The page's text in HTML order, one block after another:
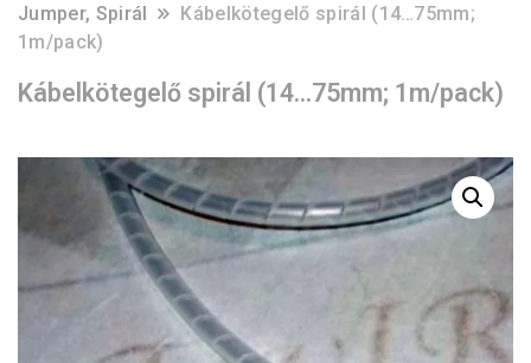
Jumper, Spirál
Kábelkötegelő spirál (14…75mm;
1m/pack)
Kábelkötegelő spirál (14…75mm; 1m/pack)